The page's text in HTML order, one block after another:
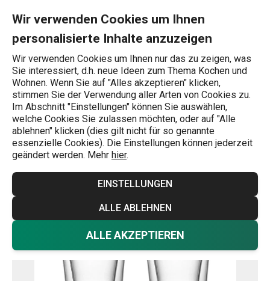
Wir verwenden Cookies um Ihnen
personalisierte Inhalte anzuzeigen
Wir verwenden Cookies um Ihnen nur das zu zeigen, was
Sie interessiert, d.h. neue Ideen zum Thema Kochen und
Wohnen. Wenn Sie auf "Alles akzeptieren" klicken,
stimmen Sie der Verwendung aller Arten von Cookies zu.
Im Abschnitt "Einstellungen" können Sie auswählen,
welche Cookies Sie zulassen möchten, oder auf "Alle
ablehnen" klicken (dies gilt nicht für so genannte
essenzielle Cookies). Die Einstellungen können jederzeit
geändert werden. Mehr hier.
EINSTELLUNGEN
ALLE ABLEHNEN
ALLE AKZEPTIEREN
Wonach suchen Sie?
Trinkgläser
Doppelwandiges Trinkglas myDRINK
330 ml, 2 St.